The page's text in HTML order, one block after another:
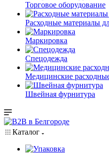
Торговое оборудование
Расходные материалы
Маркировка
Спецодежда
Медицинские
Швейная фурнитура
Каталог